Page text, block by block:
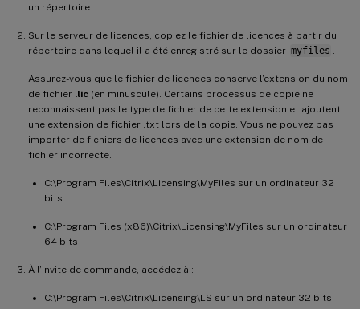
un répertoire.
Sur le serveur de licences, copiez le fichier de licences à partir du
répertoire dans lequel il a été enregistré sur le dossier myfiles
Assurez-vous que le fichier de licences conserve l’extension du nom
de fichier .lic (en minuscule). Certains processus de copie ne
reconnaissent pas le type de fichier de cette extension et ajoutent
une extension de fichier .txt lors de la copie. Vous ne pouvez pas
importer de fichiers de licences avec une extension de nom de
fichier incorrecte.
C:\Program Files\Citrix\Licensing\MyFiles sur un ordinateur 32
bits
C:\Program Files (x86)\Citrix\Licensing\MyFiles sur un ordinateur
64 bits
À l’invite de commande, accédez à :
C:\Program Files\Citrix\Licensing\LS sur un ordinateur 32 bits